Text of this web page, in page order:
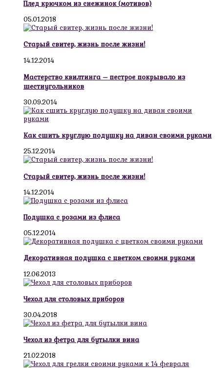
Плед крючком из снежинок (мотивов)
05.01.2018
Старый свитер, жизнь после жизни!
14.12.2014
Мастерство квилтинга – пестрое покрывало из
шестиугольников
30.09.2014
Как сшить круглую подушку на диван своими руками
25.12.2014
Старый свитер, жизнь после жизни!
14.12.2014
Подушка с розами из флиса
05.12.2014
Декоративная подушка с цветком своими руками
12.06.2013
Чехол для столовых приборов
30.04.2018
Чехол из фетра для бутылки вина
21.02.2018